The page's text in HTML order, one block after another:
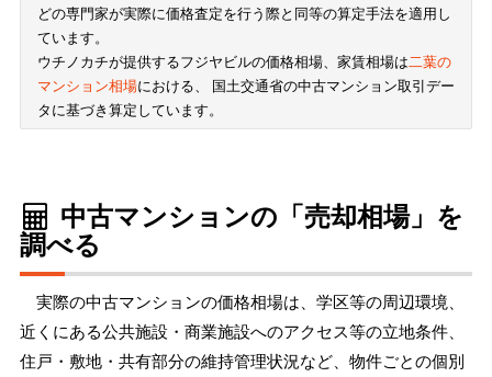
どの専門家が実際に価格査定を行う際と同等の算定手法を適用し
ています。
ウチノカチが提供するフジヤビルの価格相場、家賃相場は二葉の
マンション相場における、 国土交通省の中古マンション取引デー
タに基づき算定しています。
中古マンションの「売却相場」を
調べる
実際の中古マンションの価格相場は、学区等の周辺環境、
近くにある公共施設・商業施設へのアクセス等の立地条件、
住戸・敷地・共有部分の維持管理状況など、物件ごとの個別